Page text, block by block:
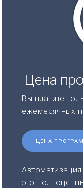
Цена
Вы платите
ежемесячных
ЦЕНА
это